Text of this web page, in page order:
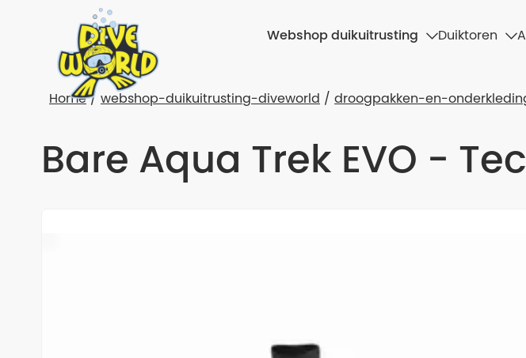
Webshop duikuitrusting Duiktoren
Home webshop-duikuitrusting-diveworld droogpakken-en-
Bare Aqua Trek EVO -